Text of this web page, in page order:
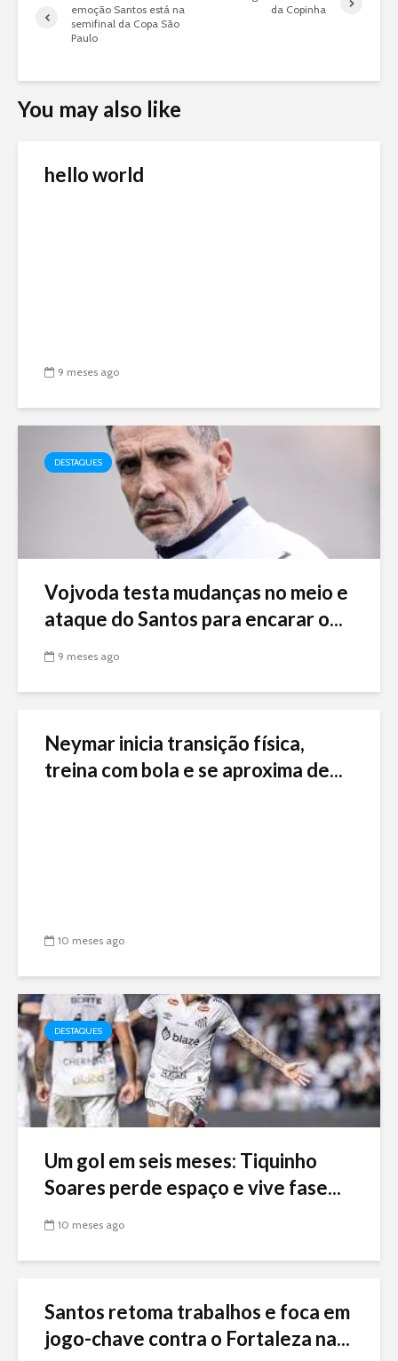
emoção Santos está na
semifinal da Copa São
Paulo
da Copinha
You may also like
hello world
9 meses ago
DESTAQUES
Vojvoda testa mudanças no meio e
ataque do Santos para encarar o...
9 meses ago
Neymar inicia transição física,
treina com bola e se aproxima de...
10 meses ago
DESTAQUES
Um gol em seis meses: Tiquinho
Soares perde espaço e vive fase...
10 meses ago
Santos retoma trabalhos e foca em
jogo-chave contra o Fortaleza na...